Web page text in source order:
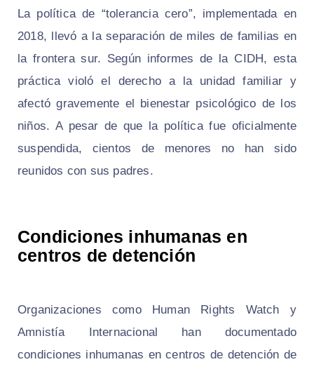
La política de “tolerancia cero”, implementada en
2018, llevó a la separación de miles de familias en
la frontera sur. Según informes de la CIDH, esta
práctica violó el derecho a la unidad familiar y
afectó gravemente el bienestar psicológico de los
niños. A pesar de que la política fue oficialmente
suspendida, cientos de menores no han sido
reunidos con sus padres.
Condiciones inhumanas en
centros de detención
Organizaciones como Human Rights Watch y
Amnistía Internacional han documentado
condiciones inhumanas en centros de detención de